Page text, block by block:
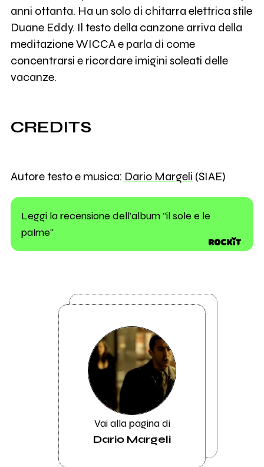
anni ottanta. Ha un solo di chitarra elettrica stile
Duane Eddy. Il testo della canzone arriva della
meditazione WICCA e parla di come
concentrarsi e ricordare imigini soleati delle
vacanze.
CREDITS
Autore testo e musica: Dario Margeli (SIAE)
Leggi la recensione dell'album "il sole e le
palme"
Vai alla pagina di
Dario Margeli